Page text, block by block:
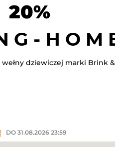
20%
dziewiczej marki Brink
DO 31.08.2026 23:59